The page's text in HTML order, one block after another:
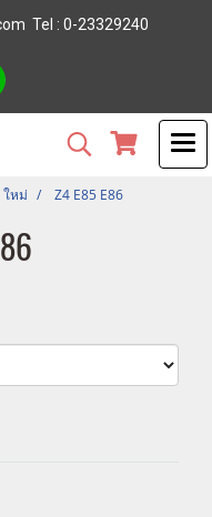
Tel : 0-23329240
ใหม่ Z4 E85 E86